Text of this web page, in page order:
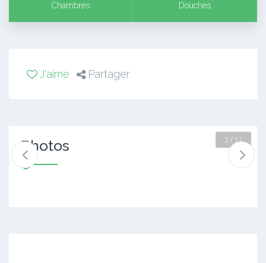
Chambres Douches
J'aime Partager
Photos 2 / 11